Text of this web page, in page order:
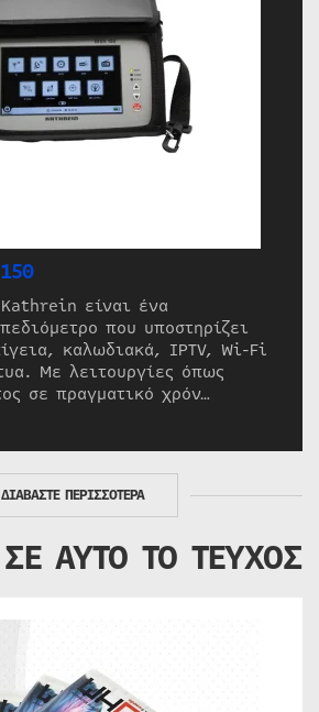
είναι ένα
που υποστηρίζει
καλωδιακά, IPTV, Wi-Fi
Με λειτουργίες όπως
σε πραγματικό χρόν…
ΔΙΑΒΑΣΤΕ ΠΕΡΙΣΣΟΤΕΡΑ
ΣΕ ΑΥΤΟ ΤΟ ΤΕΥΧΟΣ